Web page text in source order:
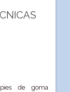
de goma